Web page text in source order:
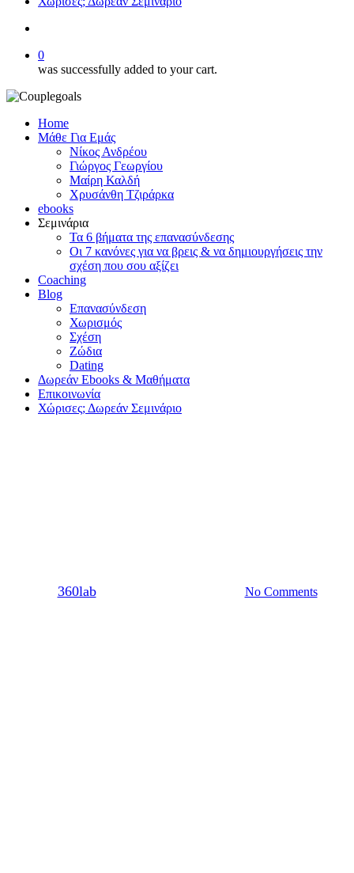
0
was successfully added to your cart.
Home
Μάθε Για Εμάς
Νίκος Ανδρέου
Γιώργος Γεωργίου
Μαίρη Καλδή
Χρυσάνθη Τζιράρκα
ebooks
Σεμινάρια
Τα 6 βήματα της επανασύνδεσης
Οι 7 κανόνες για να βρεις & να δημιουργήσεις την
σχέση που σου αξίζει
Coaching
Blog
Επανασύνδεση
Χωρισμός
Σχέση
Ζώδια
Dating
Δωρεάν Ebooks & Μαθήματα
Επικοινωνία
Χώρισες; Δωρεάν Σεμινάριο
360lab25/02/2020 No Comments